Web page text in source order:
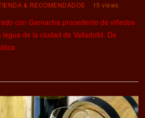
& RECOMENDADOS 15 views
con Garnacha procedente de viñedos
de la ciudad de Valladolid. De